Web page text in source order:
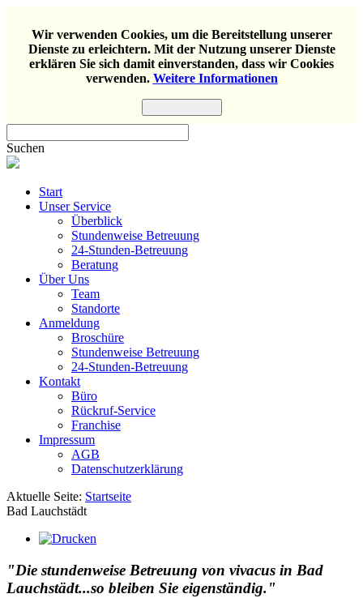
Wir verwenden Cookies, um die Bereitstellung unserer
Dienste zu erleichtern. Mit der Nutzung unserer Dienste
erklären Sie sich damit einverstanden, dass wir Cookies
verwenden. Weitere Informationen
Suchen
Start
Unser Service
Überblick
Stundenweise Betreuung
24-Stunden-Betreuung
Beratung
Über Uns
Team
Standorte
Anmeldung
Broschüre
Stundenweise Betreuung
24-Stunden-Betreuung
Kontakt
Büro
Rückruf-Service
Franchise
Impressum
AGB
Datenschutzerklärung
Aktuelle Seite: Startseite
Bad Lauchstädt
"Die stundenweise Betreuung von vivacus in Bad
Lauchstädt...so bleiben Sie eigenständig."